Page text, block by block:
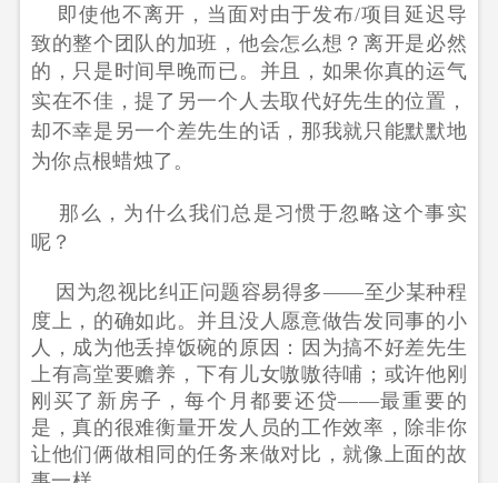
即使他不离开，当面对由于发布/项目延迟导
致的整个团队的加班，他会怎么想？离开是必然
的，只是时间早晚而已。 并且，如果你真的运气
实在不佳，提了另一个人去取代好先生的位置，
却不幸是另一个差先生的话，那我就只能默默地
为你点根蜡烛了。
那么，为什么我们总是习惯于忽略这个事实
呢？
因为忽视比纠正问题容易得多——至少某种程
度上，的确如此。并且没人愿意做告发同事的小
人，成为他丢掉饭碗的原因：因为搞不好差先生
上有高堂要赡养，下有儿女嗷嗷待哺；或许他刚
刚买了新房子，每个月都要还贷——最重要的
是，真的很难衡量开发人员的工作效率，除非你
让他们俩做相同的任务来做对比，就像上面的故